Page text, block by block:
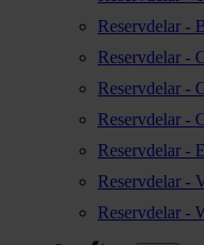
Reservdelar -
Reservdelar -
Reservdelar -
Reservdelar -
Reservdelar -
Reservdelar -
Reservdelar -